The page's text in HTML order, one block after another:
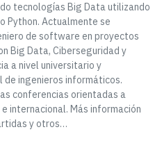
tecnologías Big Data utilizando
Python. Actualmente se
de software en proyectos
Big Data, Ciberseguridad y
a nivel universitario y
ingenieros informáticos.
conferencias orientadas a
internacional. Más información
y otros…